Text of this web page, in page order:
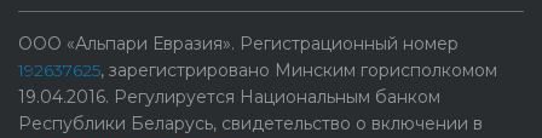
ООО «Альпари Евразия». Регистрационный номер
192637625, зарегистрировано Минским горисполкомом
19.04.2016. Регулируется Национальным банком
Республики Беларусь, свидетельство о включении в